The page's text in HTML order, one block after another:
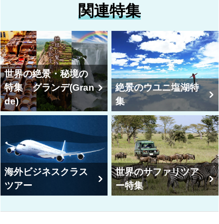
関連特集
世界の絶景・秘境の
特集 グランデ(Gran
de)
絶景のウユニ塩湖特
集
海外ビジネスクラス
ツアー
世界のサファリツア
ー特集